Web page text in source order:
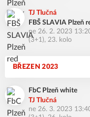
TJ Tlučná
FBŠ SLAVIA Plzeň
ne 26. 2. 2023
(3+1), 23. kolo
BŘEZEN 2023
FbC Plzeň white
TJ Tlučná
ne 26. 3. 2023